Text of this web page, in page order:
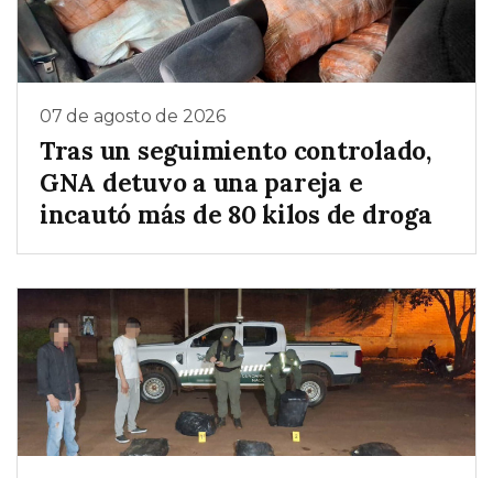
07 de agosto de 2026
Tras un seguimiento controlado,
GNA detuvo a una pareja e
incautó más de 80 kilos de droga